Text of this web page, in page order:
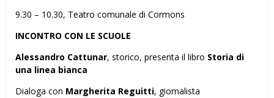
9.30 – 10.30, Teatro comunale di Cormons
INCONTRO CON LE SCUOLE
Alessandro Cattunar, storico, presenta il libro Storia di
una linea bianca
Dialoga con Margherita Reguitti, giornalista